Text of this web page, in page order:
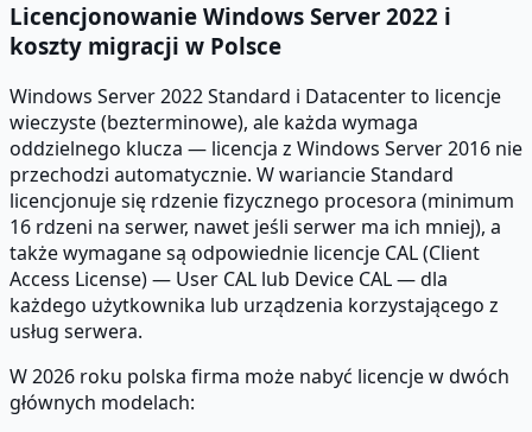
Licencjonowanie Windows Server 2022 i
koszty migracji w Polsce
Windows Server 2022 Standard i Datacenter to licencje
wieczyste (bezterminowe), ale każda wymaga
oddzielnego klucza — licencja z Windows Server 2016 nie
przechodzi automatycznie. W wariancie Standard
licencjonuje się rdzenie fizycznego procesora (minimum
16 rdzeni na serwer, nawet jeśli serwer ma ich mniej), a
także wymagane są odpowiednie licencje CAL (Client
Access License) — User CAL lub Device CAL — dla
każdego użytkownika lub urządzenia korzystającego z
usług serwera.
W 2026 roku polska firma może nabyć licencje w dwóch
głównych modelach: